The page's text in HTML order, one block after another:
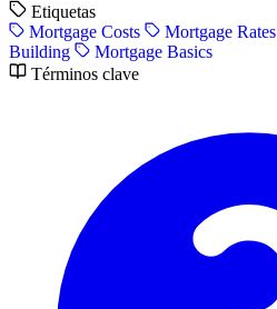
Etiquetas
Mortgage Costs
Mortgage Rates
Building
Mortgage Basics
Términos clave